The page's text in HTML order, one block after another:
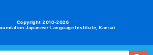
Copyright 2010-2026
Japanese-Language Institute, Kansai